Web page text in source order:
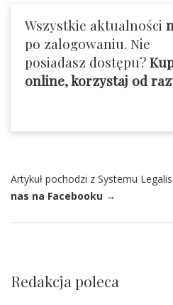
Wszystkie aktualności
po zalogowaniu. Nie
posiadasz dostępu?
online, korzystaj od
Artykuł pochodzi z Systemu Legalis.
nas na Facebooku →
Redakcja poleca